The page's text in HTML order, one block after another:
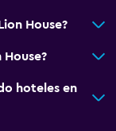
House?
House?
hoteles en